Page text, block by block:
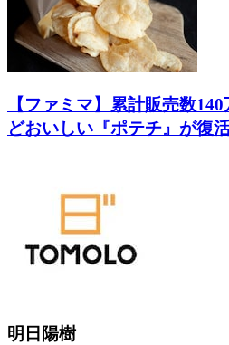
【ファミマ】累計販売数
どおいしい『ポテチ』が復活
明日陽樹